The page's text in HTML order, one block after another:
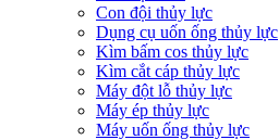
Con đội thủy lực
Dụng cụ uốn ống thủy lực
Kìm bấm cos thủy lực
Kìm cắt cáp thủy lực
Máy đột lỗ thủy lực
Máy ép thủy lực
Máy uốn ống thủy lực